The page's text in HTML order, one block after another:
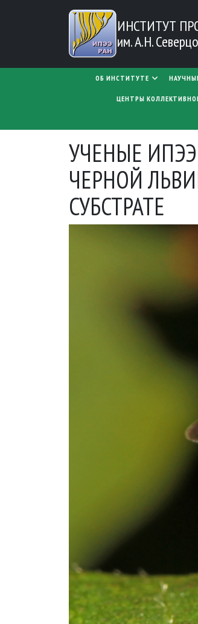
Перейти к основному содержанию
ИНСТИТУТ
им. А.Н.
MAIN NAVIGATION
ОБ ИНСТИТУТЕ
ЦЕНТРЫ
УЧЕНЫЕ
ЧЕРНОЙ
СУБСТРАТЕ